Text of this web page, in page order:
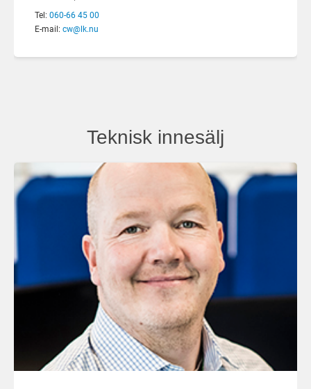
Tel: 060-66 45 00
E-mail: cw@lk.nu
Teknisk innesälj